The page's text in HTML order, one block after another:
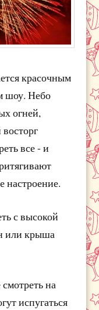
красочным
шоу. Небо
огней,
все - и
настроение.
с высокой
или крыша
на
испугаться